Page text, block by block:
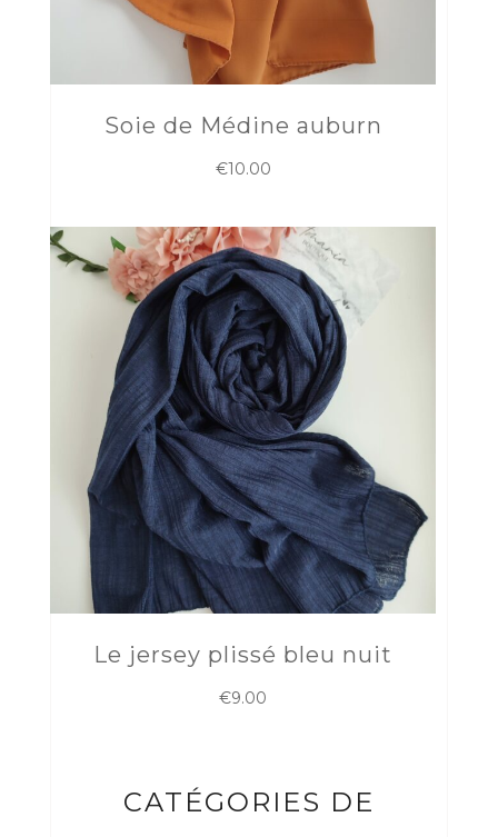
Soie de Médine auburn
€10.00
Le jersey plissé bleu nuit
€9.00
CATÉGORIES DE